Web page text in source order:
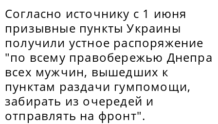
Согласно источнику с 1 июня
призывные пункты Украины
получили устное распоряжение
"по всему правобережью Днепра
всех мужчин, вышедших к
пунктам раздачи гумпомощи,
забирать из очередей и
отправлять на фронт".